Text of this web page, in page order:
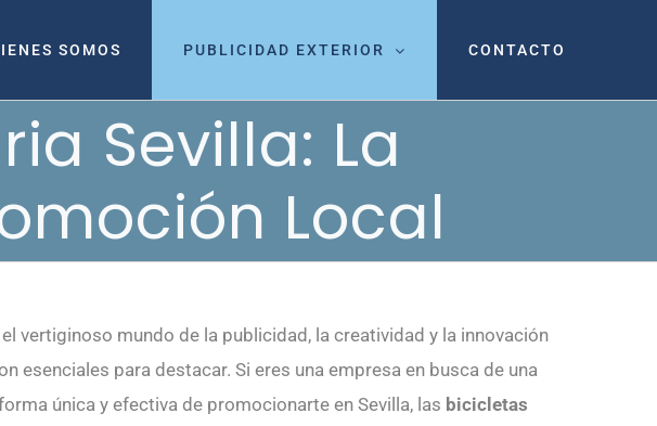
SOMOS PUBLICIDAD EXTERIOR CONTACTO
Sevilla: La
Local
el vertiginoso mundo de la publicidad, la creatividad y la innovación
esenciales para destacar. Si eres una empresa en busca de una
única y efectiva de promocionarte en Sevilla, las bicicletas